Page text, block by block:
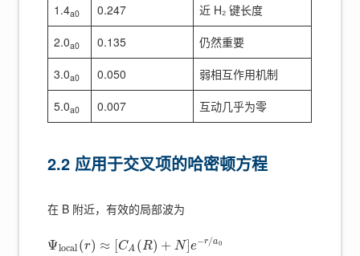
1.4a0 0.247
近 H₂ 键长度
2.0a0 0.135
仍然重要
3.0a0 0.050
弱相互作用机制
5.0a0 0.007 互动几乎为零
2.2 应用于交叉项的哈密顿方程
在 B 附近，有效的局部波为
Ψlocal (r) ≈ [CA (R) + N]e−r/a0